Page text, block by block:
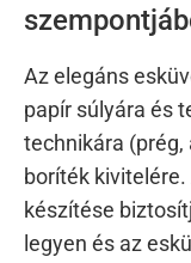
Az elegáns
papír súlyára és
technikára (prég,
boríték
készítése
legyen és az